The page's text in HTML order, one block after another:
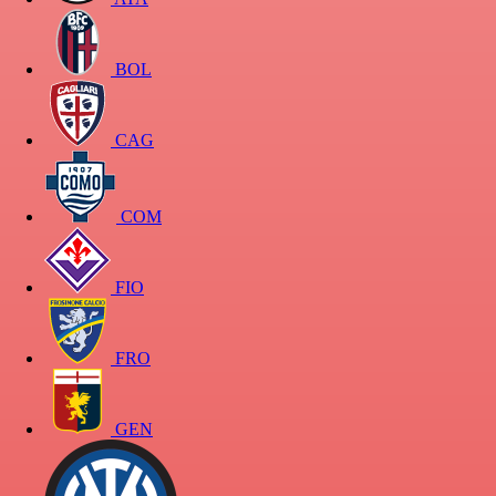
BOL
CAG
COM
FIO
FRO
GEN